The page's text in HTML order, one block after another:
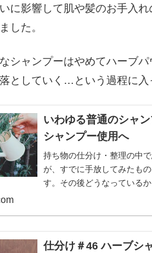
に影響して肌や髪のお手入
した。
シャンプーはやめてハーブ
としていく…という過程に入
いわゆる普通のシャ
シャンプー使用へ
持ち物の仕分け・整理の中
が、すでに手放してみたも
す。その後どうなっている
仕分け＃46 ハーブシ